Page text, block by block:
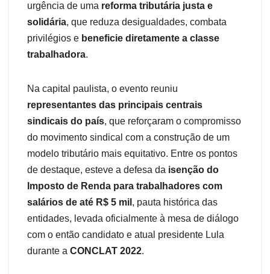
urgência de uma reforma tributária justa e
solidária, que reduza desigualdades, combata
privilégios e beneficie diretamente a classe
trabalhadora.
Na capital paulista, o evento reuniu
representantes das principais centrais
sindicais do país, que reforçaram o compromisso
do movimento sindical com a construção de um
modelo tributário mais equitativo. Entre os pontos
de destaque, esteve a defesa da isenção do
Imposto de Renda para trabalhadores com
salários de até R$ 5 mil , pauta histórica das
entidades, levada oficialmente à mesa de diálogo
com o então candidato e atual presidente Lula
durante a CONCLAT 2022.